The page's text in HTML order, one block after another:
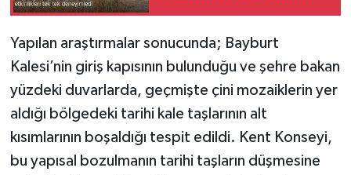
Yapılan araştırmalar sonucunda; Bayburt
Kalesi’nin giriş kapısının bulunduğu ve şehre bakan
yüzdeki duvarlarda, geçmişte çini mozaiklerin yer
aldığı bölgedeki tarihi kale taşlarının alt
kısımlarının boşaldığı tespit edildi. Kent Konseyi,
bu yapısal bozulmanın tarihi taşların düşmesine